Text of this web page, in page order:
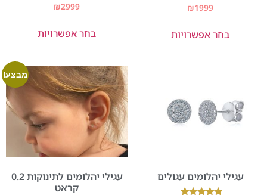
דורג
5.00
₪1999
בחר אפשרויות
₪2999
בחר אפשרויות
עגילי יהלומים עגולים
מבצע!
עגילי יהלומים לתינוקות 0.2
קראט